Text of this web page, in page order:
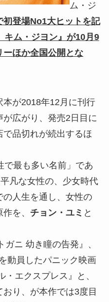
ム・ジ
初登場No1大ヒットを記
キム・ジヨン』が10月9
ーほか全国公開とな
本が2018年12月に刊行
広がり、発売2日目に
で品切れが続出するほ
で最も多い名前」であ
凡な女性の、少女時代
人生を通し、女性の
を、 チョン・ユミ と
ニ 幼き瞳の告発』、
動員したパニック映画
エクスプレス』と、
り、が本作では3度目